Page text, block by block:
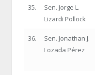
35.
Sen. Jorge L.
Lizardi Pollock
36.
Sen. Jonathan J.
Lozada Pérez